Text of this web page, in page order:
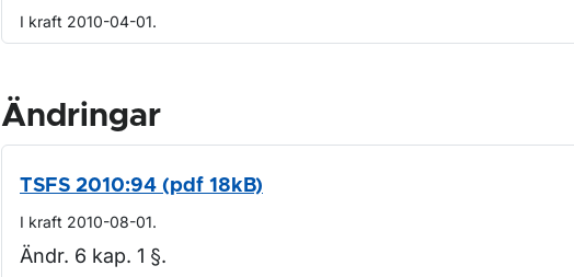
I kraft 2010-04-01.
Ändringar
TSFS 2010:94 (pdf 18kB)
I kraft 2010-08-01.
Ändr. 6 kap. 1 §.